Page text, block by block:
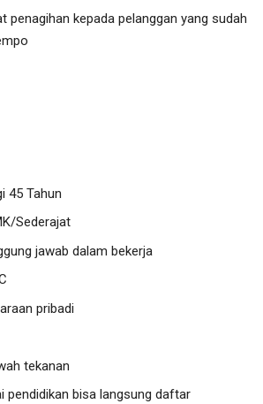
penagihan kepada pelanggan yang sudah
45 Tahun
Sederajat
jawab dalam bekerja
pribadi
tekanan
pendidikan bisa langsung daftar